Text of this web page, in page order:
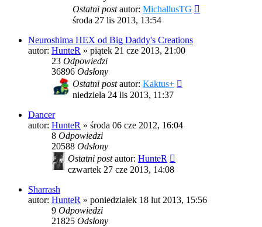
Ostatni postautor: MichallusTG
środa 27 lis 2013, 13:54
Neuroshima HEX od Big Daddy's Creations
autor: HunteR » piątek 21 cze 2013, 21:00
23 Odpowiedzi
36896 Odsłony
Ostatni postautor: Kaktus+
niedziela 24 lis 2013, 11:37
Dancer
autor: HunteR » środa 06 cze 2012, 16:04
8 Odpowiedzi
20588 Odsłony
Ostatni postautor: HunteR
czwartek 27 cze 2013, 14:08
Sharrash
autor: HunteR » poniedziałek 18 lut 2013, 15:56
9 Odpowiedzi
21825 Odsłony